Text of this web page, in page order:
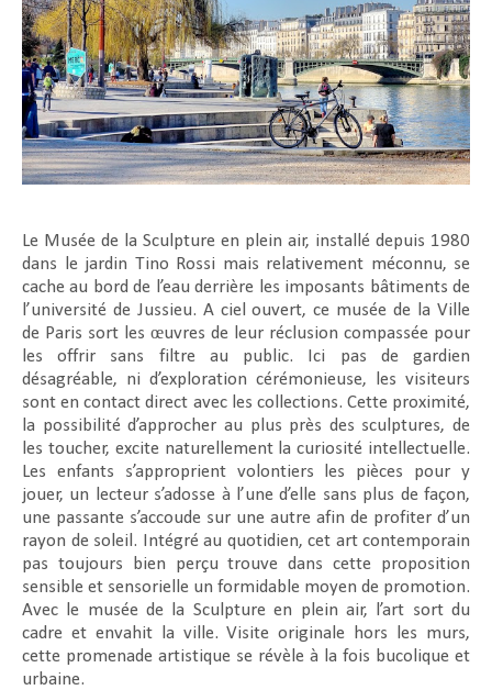
Le Musée de la Sculpture en plein air, installé depuis 1980
dans le jardin Tino Rossi mais relativement méconnu, se
cache au bord de l’eau derrière les imposants bâtiments de
l’université de Jussieu. A ciel ouvert, ce musée de la Ville
de Paris sort les œuvres de leur réclusion compassée pour
les offrir sans filtre au public. Ici pas de gardien
désagréable, ni d’exploration cérémonieuse, les visiteurs
sont en contact direct avec les collections. Cette proximité,
la possibilité d’approcher au plus près des sculptures, de
les toucher, excite naturellement la curiosité intellectuelle.
Les enfants s’approprient volontiers les pièces pour y
jouer, un lecteur s’adosse à l’une d’elle sans plus de façon,
une passante s’accoude sur une autre afin de profiter d’un
rayon de soleil. Intégré au quotidien, cet art contemporain
pas toujours bien perçu trouve dans cette proposition
sensible et sensorielle un formidable moyen de promotion.
Avec le musée de la Sculpture en plein air, l’art sort du
cadre et envahit la ville. Visite originale hors les murs,
cette promenade artistique se révèle à la fois bucolique et
urbaine.